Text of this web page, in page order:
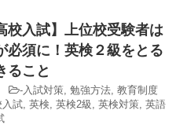
校入試】上位校受験者は
必須に！英検２級をとる
ること
-入試対策, 勉強方法, 教育制度
入試, 英検, 英検2級 , 英検対策, 英語